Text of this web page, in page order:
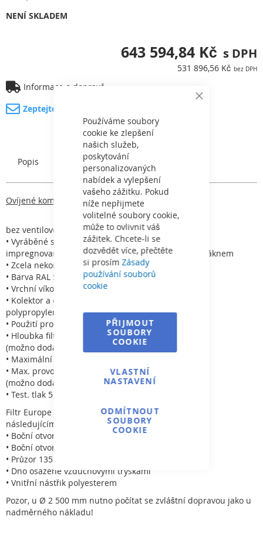
Close
Používáme soubory
cookie ke zlepšení
našich služeb,
poskytování
personalizovaných
nabídek a vylepšení
vašeho zážitku. Pokud
níže nepřijmete
volitelné soubory cookie,
může to ovlivnit váš
zážitek. Chcete-li se
dozvědět více, přečtěte
si prosímZásady
používání souborů
cookie
PŘIJMOUT
SOUBORY
COOKIE
VLASTNÍ
NASTAVENÍ
ODMÍTNOUT
SOUBORY
COOKIE
643 594,84 Kč
531 896,56 Kč
NENÍ SKLADEM
Informace o dopravě
Zeptejte se na produkt
Popis Charakteristický
Ovíjené komerční filtry Europe
bez ventilové baterie
• Vyráběné systémem ovíjení za použití polyesteru
impregnovaného pryskyřicí a zesíleného skelným vláknem
• Zcela nekorodující
• Barva RAL 5015
• Vrchní víko z plastu
• Kolektor a difuzér jsou v nerezavějící úpravě PVC a
polypropylen
• Použití pro slanou vodu
• Hloubka filtračního lože 1,2 m
(možno dodat i 1 m)
• Maximální teplota 40 °C
• Max. provozní tlak 2,5 kg/cm²
(možno dodat i 4 kg/cm²)
• Test. tlak 5 kg/cm²
Filtr Europe je možno osadit
následujícími komponenty:
• Boční otvor s víkem 400 mm
• Boční otvor s víkem 225 mm
• Průzor 135 mm
• Dno osazené vzduchovými tryskami
• Vnitřní nástřik polyesterem
Pozor, u Ø 2 500 mm nutno počítat se zvláštní dopravou jako u
nadměrného nákladu!